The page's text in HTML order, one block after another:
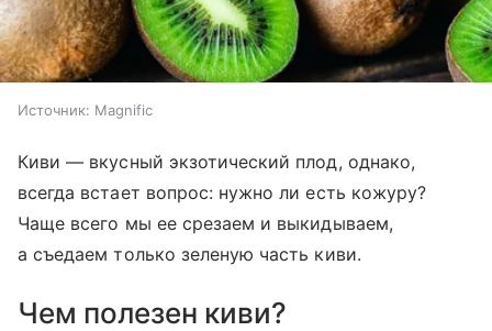
Источник: Magnific
Киви — вкусный экзотический плод, однако,
всегда встает вопрос: нужно ли есть кожуру?
Чаще всего мы ее срезаем и выкидываем,
а съедаем только зеленую часть киви.
Чем полезен киви?